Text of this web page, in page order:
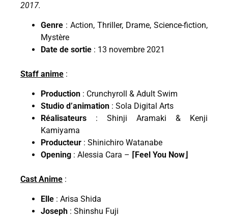
2017.
Genre : Action, Thriller, Drame, Science-fiction,
Mystère
Date de sortie : 13 novembre 2021
Staff anime :
Production : Crunchyroll & Adult Swim
Studio d’animation : Sola Digital Arts
Réalisateurs : Shinji Aramaki & Kenji
Kamiyama
Producteur : Shinichiro Watanabe
Opening : Alessia Cara – ⌈Feel You Now⌋
Cast Anime :
Elle : Arisa Shida
Joseph : Shinshu Fuji